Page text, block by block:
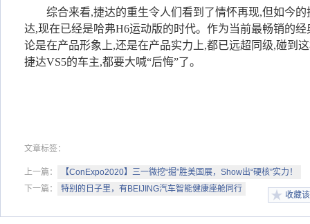
综合来看,捷达的重生令人们看到了情怀再现,但如今
达,现在已经是哈弗H6运动版的时代。作为当前最畅销的
论是在产品形象上,还是在产品实力上,都已远超同级,碰到
捷达VS5的车主,都要大喊“后悔”了。
文章标签：
上一篇：
【ConExpo2020】三一微挖“掘”胜美国展，Show出“硬核”实力！
下一篇：
特别的日子里，有BEIJING汽车智能健康座舱同行
收藏